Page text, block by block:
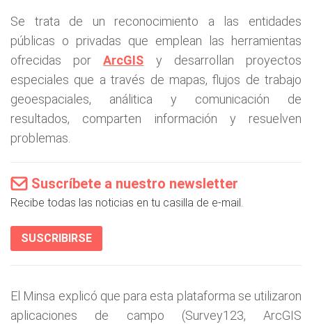
Se trata de un reconocimiento a las entidades
públicas o privadas que emplean las herramientas
ofrecidas porArcGIS y desarrollan proyectos
especiales que a través de mapas, flujos de trabajo
geoespaciales, análitica y comunicación de
resultados, comparten información y resuelven
problemas.
Suscríbete a nuestro newsletter
Recibe todas las noticias en tu casilla de e-mail.
SUSCRIBIRSE
El Minsa explicó que para esta plataforma se utilizaron
aplicaciones de campo (Survey123, ArcGIS